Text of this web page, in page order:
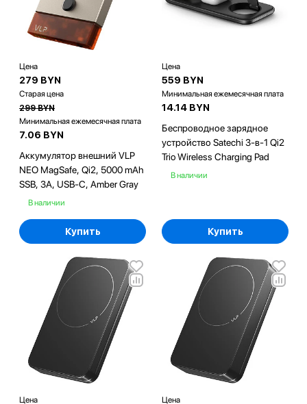
Цена
279 BYN
Старая цена
299 BYN
Минимальная ежемесячная плата
7.06 BYN
Аккумулятор внешний VLP
NEO MagSafe, Qi2, 5000 mAh
SSB, 3A, USB-C, Amber Gray
В наличии
Купить
Цена
559 BYN
Минимальная ежемесячная плата
14.14 BYN
Беспроводное зарядное
устройство Satechi 3-в-1 Qi2
Trio Wireless Charging Pad
В наличии
Купить
Цена Цена